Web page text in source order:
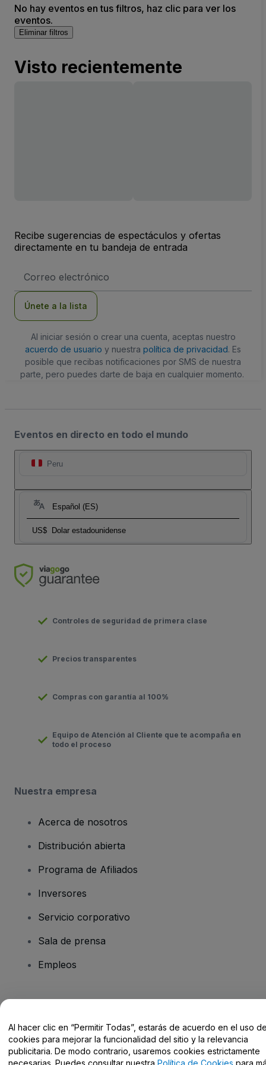
No hay eventos en tus filtros, haz clic para ver los
eventos.
Eliminar filtros
Visto recientemente
Recibe sugerencias de espectáculos y ofertas
directamente en tu bandeja de entrada
de
Únete a la lista
Al iniciar sesión o crear una cuenta, aceptas nuestro
acuerdo de usuario y nuestra política de privacidad. Es
posible que recibas notificaciones por SMS de nuestra
parte, pero puedes darte de baja en cualquier momento.
Eventos en directo en todo el mundo
Peru
Español (ES)
US$ Dolar estadounidense
Controles de seguridad de primera clase
Precios transparentes
Compras con garantía al 100%
Equipo de Atención al Cliente que te acompaña en
todo el proceso
Nuestra empresa
Acerca de nosotros
Distribución abierta
Programa de Afiliados
Inversores
Servicio corporativo
Sala de prensa
Empleos
Centro de Ayuda / Contacto
Al hacer clic en “Permitir Todas”, estarás de acuerdo en el uso
cookies para mejorar la funcionalidad del sitio y la relevancia
publicitaria. De modo contrario, usaremos cookies estrictamente
necesarias. Puedes consultar nuestra Política de Cookies para